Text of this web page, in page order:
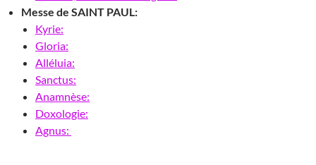
Messe de SAINT PAUL:
Kyrie:
Gloria:
Alléluia:
Sanctus:
Anamnèse:
Doxologie:
Agnus: